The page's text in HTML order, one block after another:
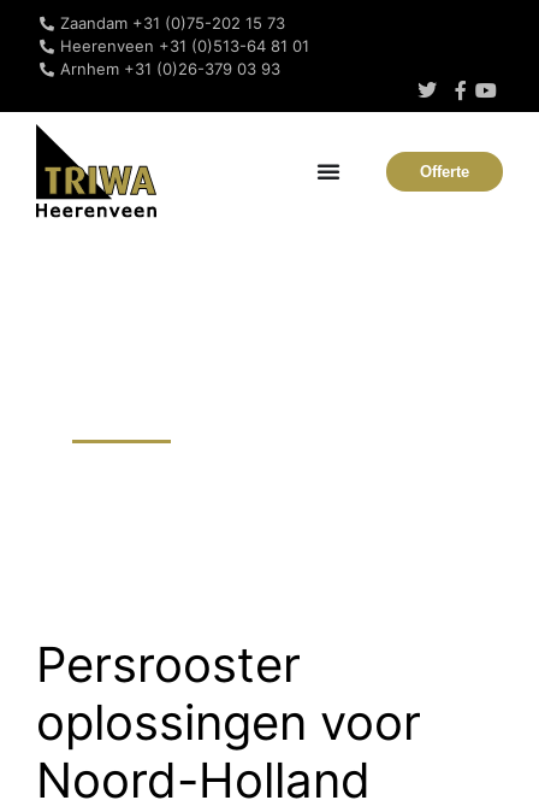
Zaandam +31 (0)75-202 15 73
Heerenveen +31 (0)513-64 81 01
Arnhem +31 (0)26-379 03 93
Offerte
Persrooster
oplossingen voor
Noord-Holland